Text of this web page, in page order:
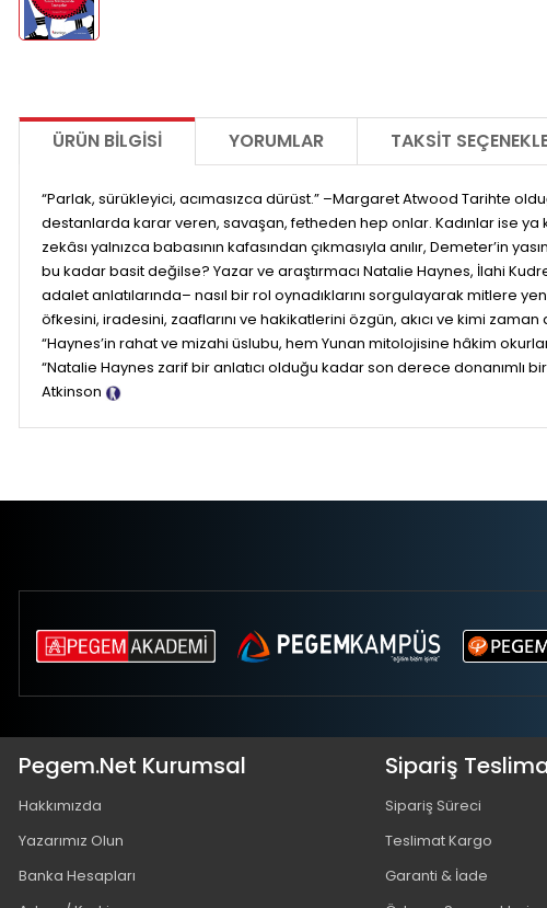
ÜRÜN BILGISI YORUMLAR TAKSIT
“Parlak, sürükleyici, acımasızca dürüst.” –Margaret Atwood Tarihte
destanlarda karar veren, savaşan, fetheden hep onlar. Kadınlar ise ya
zekâsı yalnızca babasının kafasından çıkmasıyla anılır,
bu kadar basit değilse? Yazar ve araştırmacı Natalie Haynes, İlahi
adalet anlatılarında– nasıl bir rol oynadıklarını sorgulayarak mitlere
öfkesini, iradesini, zaaflarını ve hakikatlerini özgün, akıcı ve kimi
“Haynes’in rahat ve mizahi üslubu, hem Yunan mitolojisine hâkim
“Natalie Haynes zarif bir anlatıcı olduğu kadar son derece donanımlı
Atkinson
Pegem.Net Kurumsal
Hakkımızda
Yazarımız Olun
Banka Hesapları
Sipariş
Sipariş Süreci
Teslimat Kargo
Garanti & İade